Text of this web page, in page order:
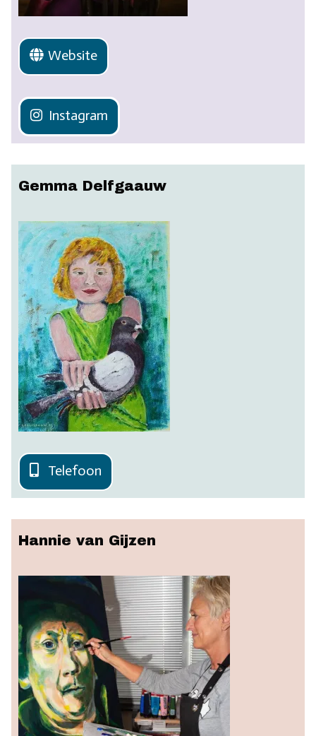
Website
Instagram
Gemma Delfgaauw
Telefoon
Hannie van Gijzen